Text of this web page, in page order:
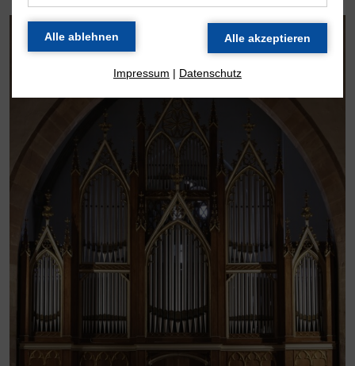
Impressum | Datenschutz